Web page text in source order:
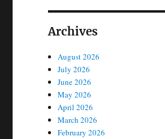
Archives
August 2026
July 2026
June 2026
May 2026
April 2026
March 2026
February 2026